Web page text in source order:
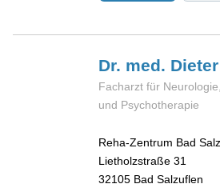
Dr. med. Dieter
Facharzt für
und Psychotherapie
Reha-Zentrum Bad
Lietholzstraße 31
32105 Bad Salzuflen